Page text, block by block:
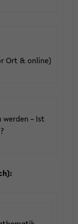
Ort & online)
werden – Ist